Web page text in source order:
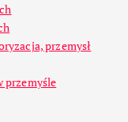
przemysł
przemyśle